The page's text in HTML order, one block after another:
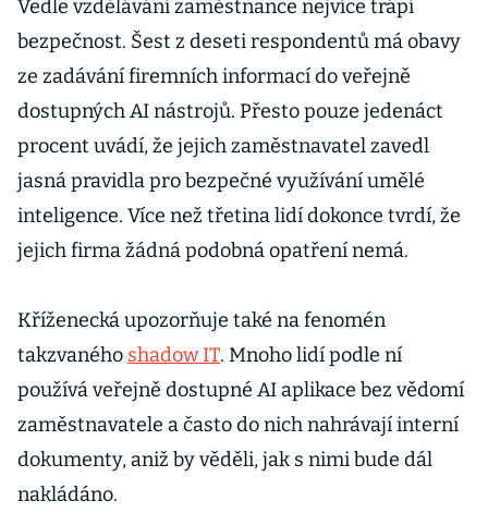
Vedle vzdělávání zaměstnance nejvíce trápí
bezpečnost. Šest z deseti respondentů má obavy
ze zadávání firemních informací do veřejně
dostupných AI nástrojů. Přesto pouze jedenáct
procent uvádí, že jejich zaměstnavatel zavedl
jasná pravidla pro bezpečné využívání umělé
inteligence. Více než třetina lidí dokonce tvrdí, že
jejich firma žádná podobná opatření nemá.
Kříženecká upozorňuje také na fenomén
takzvaného shadow IT. Mnoho lidí podle ní
používá veřejně dostupné AI aplikace bez vědomí
zaměstnavatele a často do nich nahrávají interní
dokumenty, aniž by věděli, jak s nimi bude dál
nakládáno.